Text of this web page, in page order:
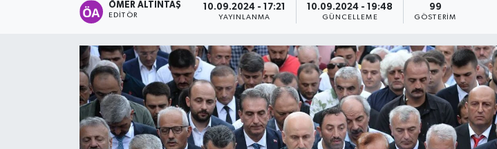
ÖMER ALTINTAŞ
EDITÖR
10.09.2024 - 17:21
YAYINLANMA
10.09.2024 - 19:48
GÜNCELLEME
99
GÖSTERIM